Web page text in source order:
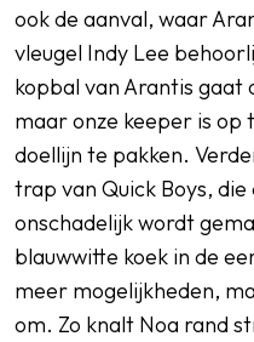
ook de aanval, waar
vleugel Indy Lee
kopbal van Arantis gaat
maar onze keeper is op
doellijn te pakken.
trap van Quick Boys,
onschadelijk wordt
blauwwitte koek in de
meer mogelijkheden,
om. Zo knalt Noa rand